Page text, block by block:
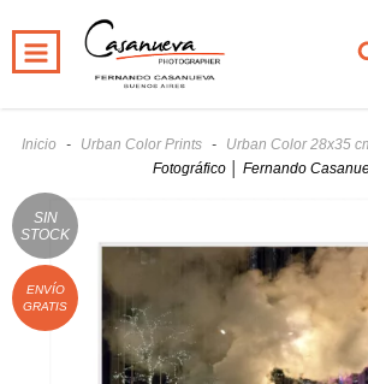
Inicio - Urban Color Prints - Urban Color 28x35
Fotográfico │ Fernando
SIN
STOCK
ENVÍO
GRATIS